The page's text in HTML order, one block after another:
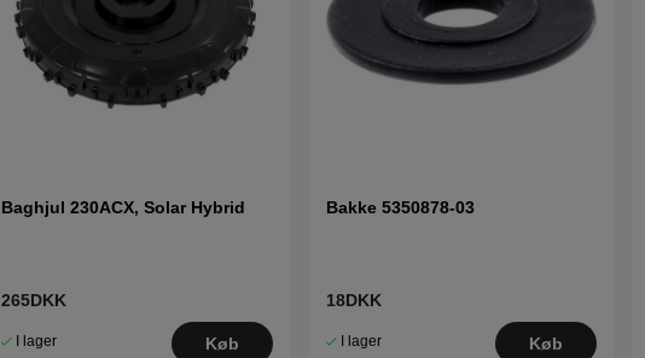
Baghjul 230ACX, Solar Hybrid
265DKK
I lager Køb
Bakke 5350878-03
18DKK
I lager Køb